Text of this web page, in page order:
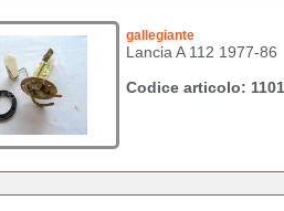
gallegiante
Lancia A 112 1977-86
Codice articolo: